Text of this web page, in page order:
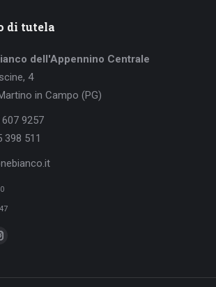
di tutela
dell'Appennino Centrale
4
in Campo (PG)
9257
398 511
su: